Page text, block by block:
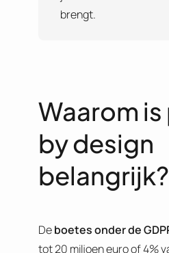
brengt.
Waarom
by design
belangrijk?
Deboetes onder de
tot 20 miljoen euro of 4%